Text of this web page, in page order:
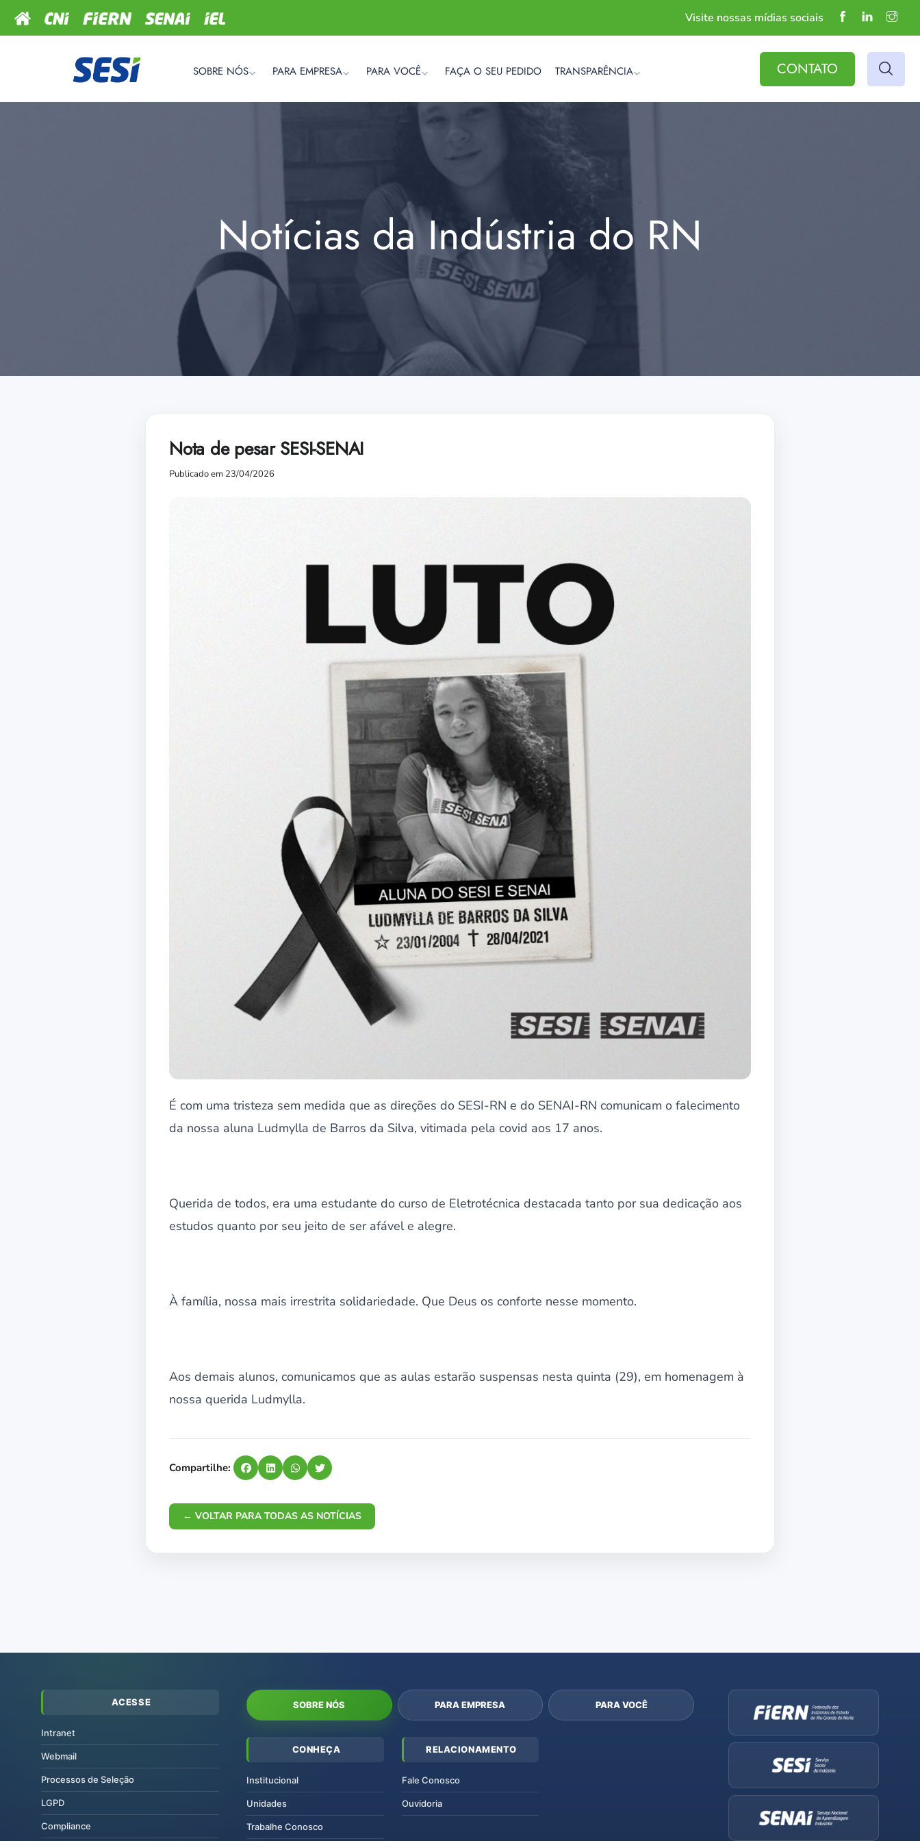
Visite nossas mídias sociais
SOBRE NÓS PARA EMPRESA PARA VOCÊ FAÇA O SEU PEDIDO TRANSPARÊNCIA CONTATO
Notícias da Indústria do RN
Nota de pesar SESI-SENAI
Publicado em 23/04/2026
É com uma tristeza sem medida que as direções do SESI-RN e do SENAI-RN comunicam o falecimento
da nossa aluna Ludmylla de Barros da Silva, vitimada pela covid aos 17 anos.
Querida de todos, era uma estudante do curso de Eletrotécnica destacada tanto por sua dedicação aos
estudos quanto por seu jeito de ser afável e alegre.
À família, nossa mais irrestrita solidariedade. Que Deus os conforte nesse momento.
Aos demais alunos, comunicamos que as aulas estarão suspensas nesta quinta (29), em homenagem à
nossa querida Ludmylla.
Compartilhe:
← VOLTAR PARA TODAS AS NOTÍCIAS
ACESSE
Intranet
Webmail
Processos de Seleção
LGPD
Compliance
SOBRE NÓS PARA EMPRESA PARA VOCÊ
CONHEÇA
Institucional
Unidades
Trabalhe Conosco
RELACIONAMENTO
Fale Conosco
Ouvidoria